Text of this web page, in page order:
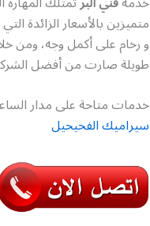
متميزين بالأسعار الزائدة
و رخام على أكمل وجه، ومن
طويلة صارت من أفضل
خدمات متاحة على مدار
سيراميك الفحيحيل